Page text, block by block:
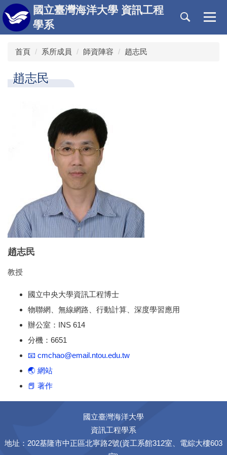
跳
到
主
國立臺灣海洋大學 資訊工程
學系
首頁 系所成員 師資陣容 趙志民
趙志民
趙志民
教授
國立中央大學資訊工程博士
物聯網、無線網路、行動計算、深度學習應用
辦公室：INS 614
分機：6651
📧 cmchao@email.ntou.edu.tw
🌏 網站
📕 著作
國立臺灣海洋大學
資訊工程學系
地址：202基隆市中正區北寧路2號(資工系館312室、電綜大樓603